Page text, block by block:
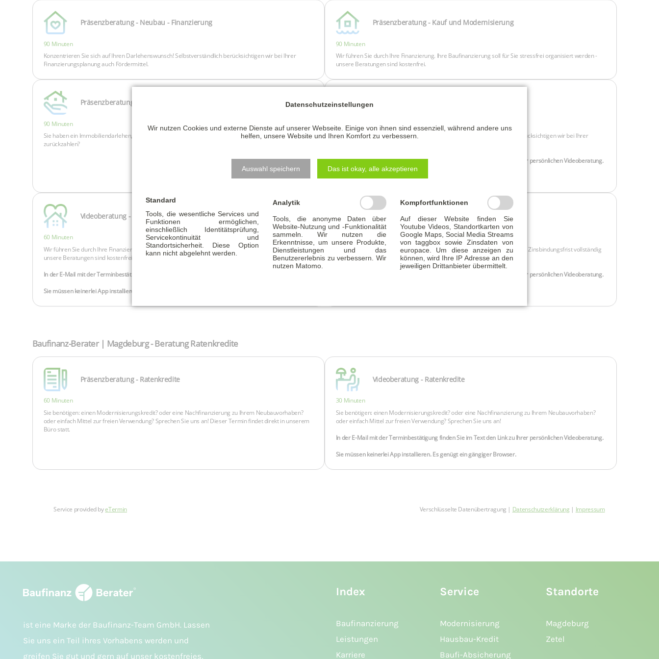
ist eine Marke der Baufinanz-Team GmbH. Lassen
Sie uns ein Teil ihres Vorhabens werden und
greifen Sie gut und gern auf unser kostenfreies,
Standorte
Magdeburg
Zetel
Index
Baufinanzierung
Leistungen
Karriere
Service
Modernisierung
Hausbau-Kredit
Baufi-Absicherung
Datenschutzeinstellungen
Wir nutzen Cookies und externe Dienste auf unserer Webseite. Einige von ihnen sind essenziell, während andere uns
helfen, unsere Website und Ihren Komfort zu verbessern.
Auswahl speichern Das ist okay, alle akzeptieren
Standard
Tools, die wesentliche Services und
Funktionen ermöglichen,
einschließlich Identitätsprüfung,
Servicekontinuität und
Standortsicherheit. Diese Option
kann nicht abgelehnt werden.
Analytik
Tools, die anonyme Daten über
Website-Nutzung und -Funktionalität
sammeln. Wir nutzen die
Erkenntnisse, um unsere Produkte,
Dienstleistungen und das
Benutzererlebnis zu verbessern. Wir
nutzen Matomo.
Kompfortfunktionen
Auf dieser Website finden Sie
Youtube Videos, Standortkarten von
Google Maps, Social Media Streams
von taggbox sowie Zinsdaten von
europace. Um diese anzeigen zu
können, wird Ihre IP Adresse an den
jeweiligen Drittanbieter übermittelt.